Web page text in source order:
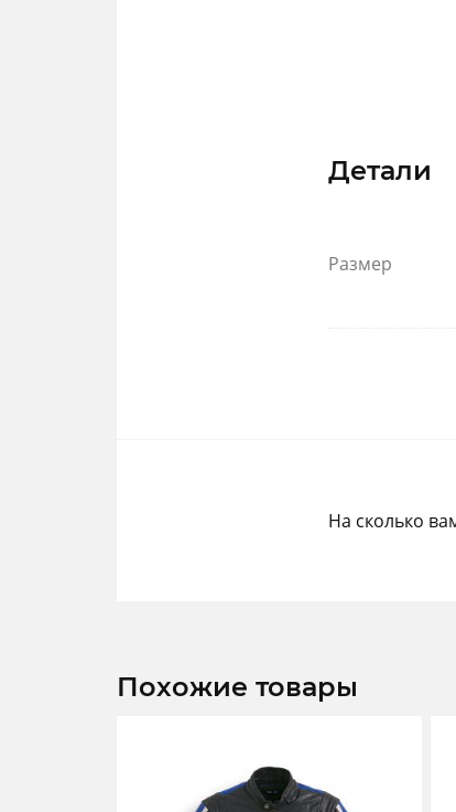
Детали
Размер
На сколько
Похожие товары